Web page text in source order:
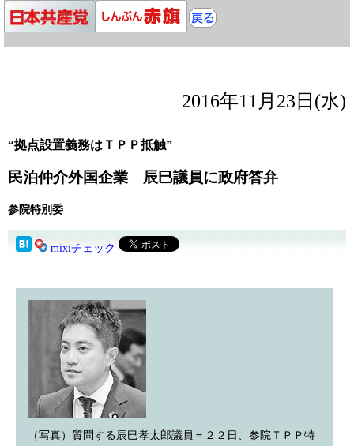
2016年11月23日(水)
“拠点設置義務はＴＰＰ抵触”
民泊仲介外国企業 辰巳議員に政府答弁
参院特別委
mixiチェック
（写真）質問する辰巳孝太郎議員＝２２日、参院ＴＰＰ特